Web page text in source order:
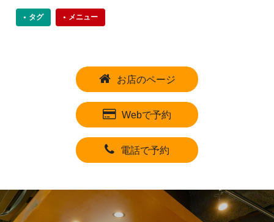
タグ メニュー
お店のページ
Webで予約
電話で予約